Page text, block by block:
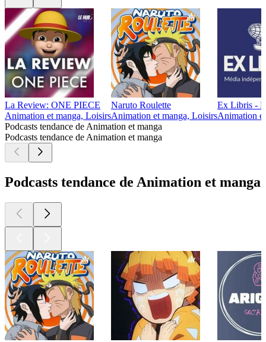
La Review: ONE PIECE
Animation et manga, Loisirs
Naruto Roulette
Animation et manga, Loisirs
Ex Libris -
Animation
Podcasts tendance de Animation et manga
Podcasts tendance de Animation et manga
Podcasts tendance de Animation et manga